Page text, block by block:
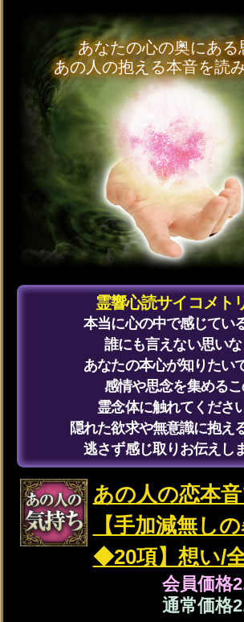
詳しくお伝えさせてください。
【人生】近々、訪れるあなたの人生
が好転する最初の転機
【仕事】仕事で飛躍のチャンスを得
るターニングポイント
【結婚】結婚して運命の伴侶と築い
ていける家庭
【宿縁】近々訪れる、2人の関係性が
変わる最初の転機
【恋愛】関係が深まる中で、2人に芽
生える新たな感情
【不倫】3年後、あなたとあの人の関
係はどうなっている？
【愛欲】ベットの上であの人が見せ
る愛情
【片想い】あの人があなたとの関係
を変えようとして起こす行動